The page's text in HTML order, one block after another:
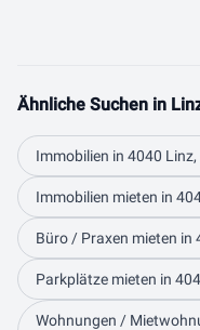
Ähnliche Suchen in
Immobilien in 4040
Immobilien mieten in
Büro / Praxen mieten in
Parkplätze mieten in
Wohnungen /